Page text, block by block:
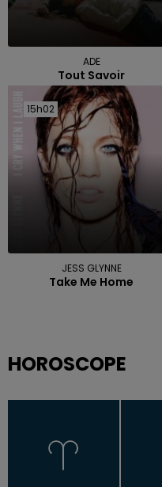
ADE
Tout Savoir
15h02
15h02
JESS GLYNNE
Take Me Home
HOROSCOPE